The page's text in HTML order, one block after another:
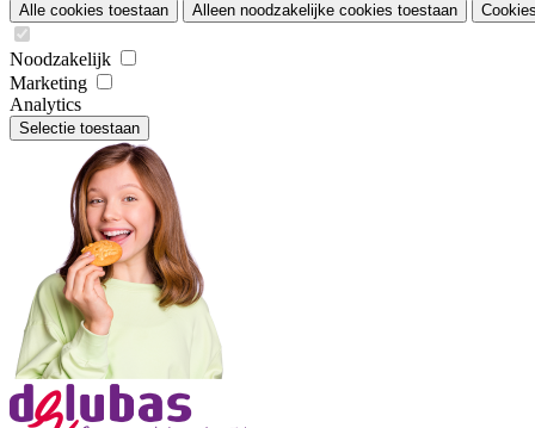
Alle cookies toestaan Alleen noodzakelijke cookies toestaan
Noodzakelijk
Marketing
Analytics
Selectie toestaan